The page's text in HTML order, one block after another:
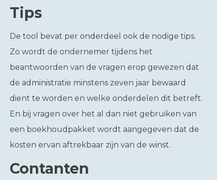
Tips
De tool bevat per onderdeel ook de nodige tips.
Zo wordt de ondernemer tijdens het
beantwoorden van de vragen erop gewezen dat
de administratie minstens zeven jaar bewaard
dient te worden en welke onderdelen dit betreft.
En bij vragen over het al dan niet gebruiken van
een boekhoudpakket wordt aangegeven dat de
kosten ervan aftrekbaar zijn van de winst.
Contanten